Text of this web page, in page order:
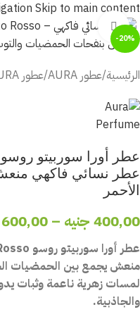
Skip to main content
-20%
أضغط للتكبير
الرئيسية/عطور AURA /عطور AURA النسائية
عطر نسائي فاكهي
الأحمر
400,00جنيه –
600,00
منعش يجمع بين الحمضيات
لمسات زهرية ناعمة وثبات
والجاذبية.